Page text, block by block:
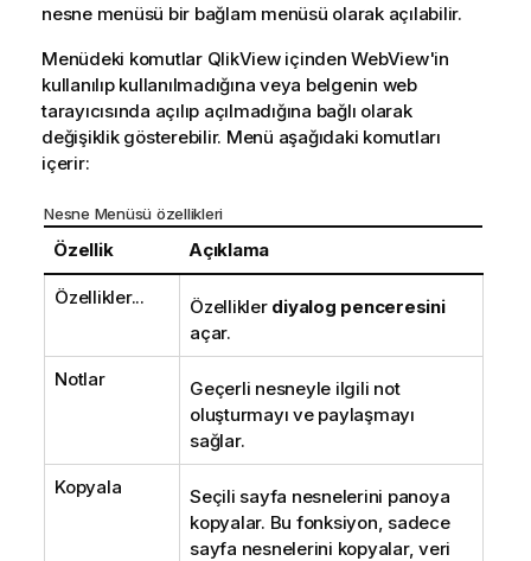
nesne menüsü bir bağlam menüsü olarak açılabilir.
Menüdeki komutlar QlikView içinden WebView'in
kullanılıp kullanılmadığına veya belgenin web
tarayıcısında açılıp açılmadığına bağlı olarak
değişiklik gösterebilir. Menü aşağıdaki komutları
içerir:
Nesne Menüsü özellikleri
Özellik Açıklama
Özellikler... Özellikler diyalog penceresini
açar.
Notlar
Geçerli nesneyle ilgili not
oluşturmayı ve paylaşmayı
sağlar.
Kopyala
Seçili sayfa nesnelerini panoya
kopyalar. Bu fonksiyon, sadece
sayfa nesnelerini kopyalar, veri